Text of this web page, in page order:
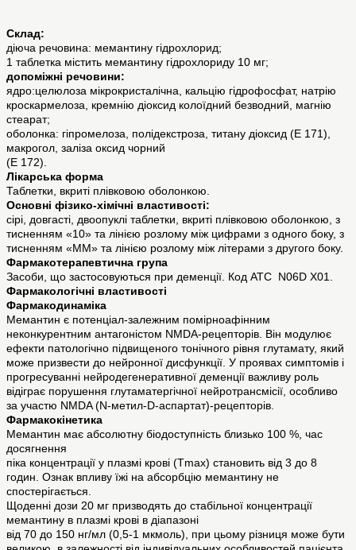
Cклад:
діюча речовина: мемантину гідрохлорид;
1 таблетка містить мемантину гідрохлориду 10 мг;
допоміжні речовини:
ядро:целюлоза мікрокристалічна, кальцію гідрофосфат, натрію
кроскармелоза, кремнію діоксид колоїдний безводний, магнію
стеарат;
оболонка: гіпромелоза, полідекстроза, титану діоксид (Е 171),
макрогол, заліза оксид чорний
(Е 172).
Лікарська форма
Таблетки, вкриті плівковою оболонкою.
Основні фізико-хімічні властивості:
сірі, довгасті, двоопуклі таблетки, вкриті плівковою оболонкою, з
тисненням «10» та лінією розлому між цифрами з одного боку, з
тисненням «ММ» та лінією розлому між літерами з другого боку.
Фармакотерапевтична група
Засоби, що застосовуються при деменції. Код АТС N06D X01.
Фармакологічні властивості
Фармакодинаміка
Мемантин є потенціал-залежним помірноафінним
неконкурентним антагоністом NMDA-рецепторів. Він модулює
ефекти патологічно підвищеного тонічного рівня глутамату, який
може призвести до нейронної дисфункції. У проявах симптомів і
прогресуванні нейродегенеративної деменції важливу роль
відіграє порушення глутаматергічної нейротрансмісії, особливо
за участю NMDA (N-метил-D-аспартат)-рецепторів.
Фармакокінетика
Мемантин має абсолютну біодоступність близько 100 %, час
досягнення
піка концентрації у плазмі крові (Tmax) становить від 3 до 8
годин. Ознак впливу їжі на абсорбцію мемантину не
спостерігається.
Щоденні дози 20 мг призводять до стабільної концентрації
мемантину в плазмі крові в діапазоні
від 70 до 150 нг/мл (0,5-1 мкмоль), при цьому різниця може бути